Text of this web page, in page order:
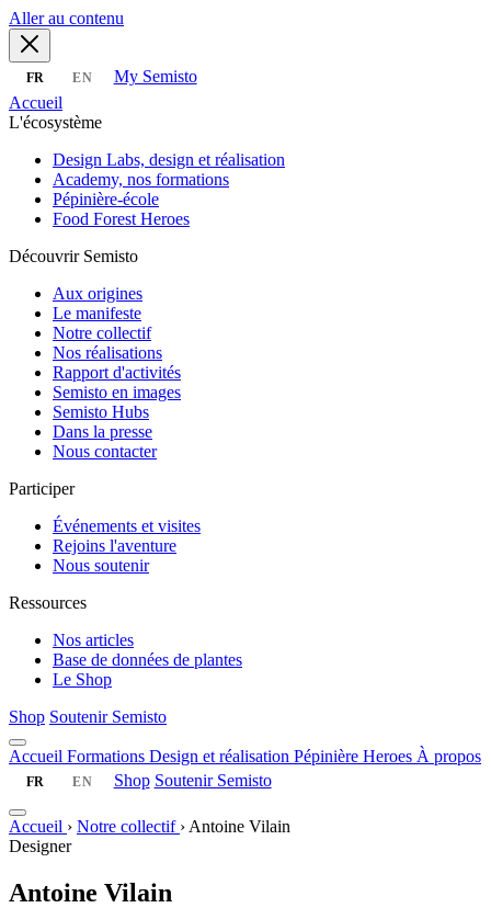
Aller au contenu
FR EN
My Semisto
Accueil
L'écosystème
Design Labs, design et réalisation
Academy, nos formations
Pépinière-école
Food Forest Heroes
Découvrir Semisto
Aux origines
Le manifeste
Notre collectif
Nos réalisations
Rapport d'activités
Semisto en images
Semisto Hubs
Dans la presse
Nous contacter
Participer
Événements et visites
Rejoins l'aventure
Nous soutenir
Ressources
Nos articles
Base de données de plantes
Le Shop
Shop Soutenir Semisto
Accueil Formations Design et réalisation Pépinière Heroes À propos
FR EN Shop Soutenir Semisto
Accueil › Notre collectif › Antoine Vilain
Designer
Antoine Vilain